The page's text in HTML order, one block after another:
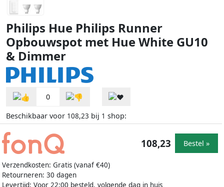
Philips Hue Philips Runner
Opbouwspot met Hue White GU10
& Dimmer
0
Beschikbaar voor 108,23 bij 1 shop:
Verzendkosten: Gratis (vanaf €40)
Retourneren: 30 dagen
Levertijd: Voor 22:00 besteld, volgende dag in huis
108,23 Bestel »